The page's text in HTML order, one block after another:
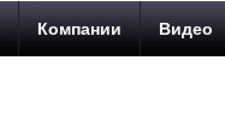
Компании Видео